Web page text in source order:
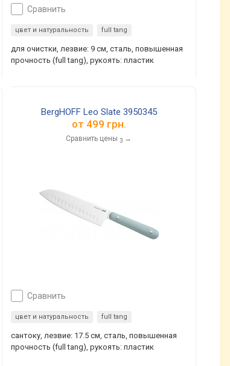
сравнить
цвет и натуральность full tang
для очистки, лезвие: 9 см, сталь, повышенная
прочность (full tang), рукоять: пластик
BergHOFF Leo Slate 3950345
от 499 грн.
Сравнить цены 3 →
сравнить
цвет и натуральность full tang
сантоку, лезвие: 17.5 см, сталь, повышенная
прочность (full tang), рукоять: пластик